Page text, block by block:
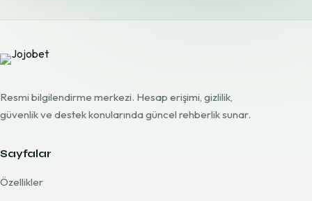
Resmi bilgilendirme merkezi. Hesap erişimi, gizlilik,
güvenlik ve destek konularında güncel rehberlik sunar.
Sayfalar
Özellikler